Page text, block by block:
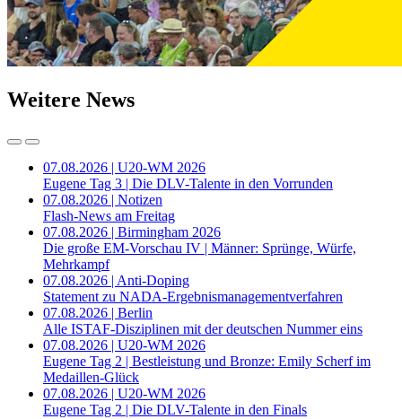
Weitere News
07.08.2026 | U20-WM 2026
Eugene Tag 3 | Die DLV-Talente in den Vorrunden
07.08.2026 | Notizen
Flash-News am Freitag
07.08.2026 | Birmingham 2026
Die große EM-Vorschau IV | Männer: Sprünge, Würfe,
Mehrkampf
07.08.2026 | Anti-Doping
Statement zu NADA-Ergebnismanagementverfahren
07.08.2026 | Berlin
Alle ISTAF-Disziplinen mit der deutschen Nummer eins
07.08.2026 | U20-WM 2026
Eugene Tag 2 | Bestleistung und Bronze: Emily Scherf im
Medaillen-Glück
07.08.2026 | U20-WM 2026
Eugene Tag 2 | Die DLV-Talente in den Finals